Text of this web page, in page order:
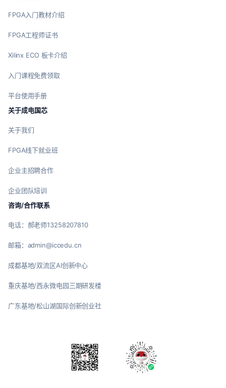
FPGA入门教材介绍
FPGA工程师证书
Xilinx ECO 板卡介绍
入门课程免费领取
平台使用手册
关于成电国芯
关于我们
FPGA线下就业班
企业主招聘合作
企业团队培训
咨询/合作联系
电话：郝老师13258207810
邮箱：admin@iccedu.cn
成都基地/双流区AI创新中心
重庆基地/西永微电园三期研发楼
广东基地/松山湖国际创新创业社